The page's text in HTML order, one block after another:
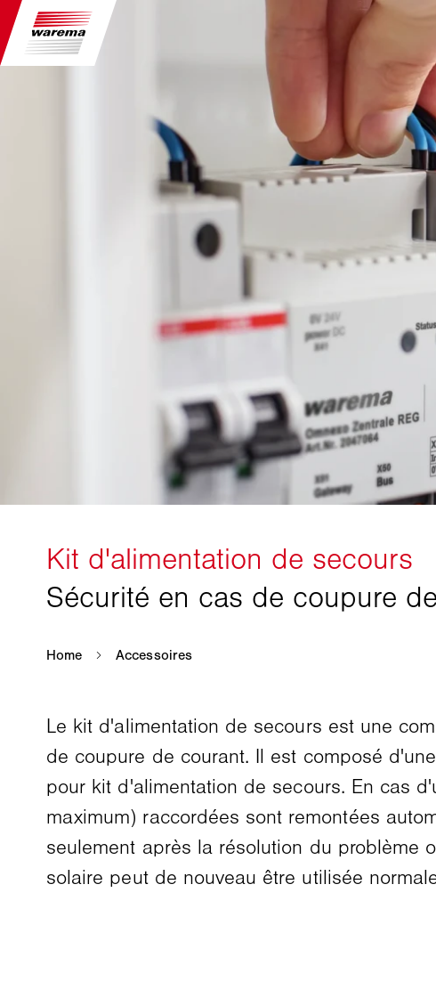
Le kit d'alimentation de secours est une
de coupure de courant. Il est composé
pour kit d'alimentation de secours. En cas
maximum) raccordées sont remontées
seulement après la résolution du problème
solaire peut de nouveau être utilisée